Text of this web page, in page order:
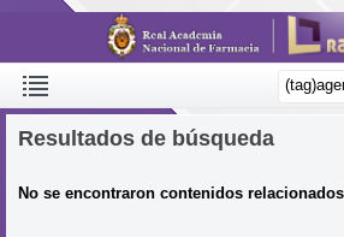
Resultados de búsqueda
No se encontraron contenidos